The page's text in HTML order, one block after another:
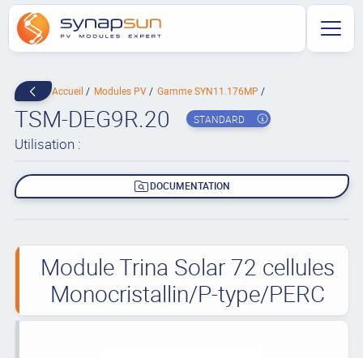
Accueil Modules PV Gamme SYN11.176MP
TSM-DEG9R.20 STANDARD
Utilisation :
DOCUMENTATION
Module Trina Solar 72 cellules
Monocristallin/P-type/PERC